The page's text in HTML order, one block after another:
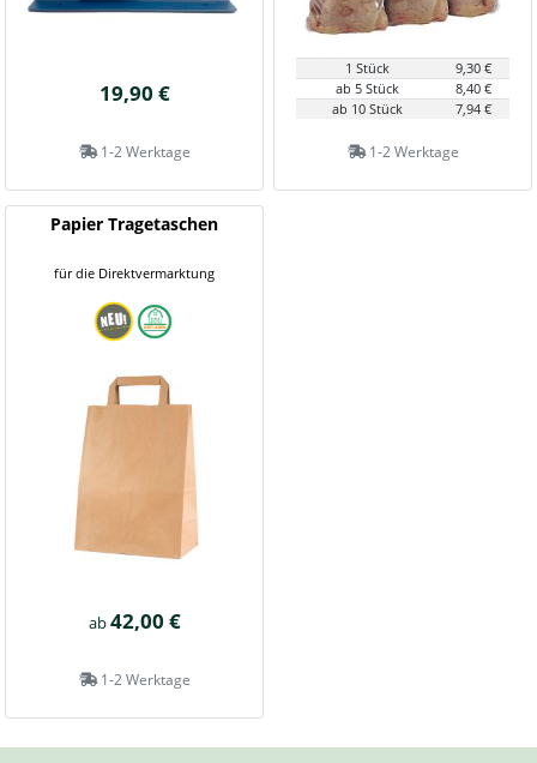
19,90 €
1-2 Werktage
1 Stück
9,30 €
ab 5 Stück
8,40 €
ab 10 Stück
7,94 €
1-2 Werktage
Papier Tragetaschen
für die Direktvermarktung
ab42,00 €
1-2 Werktage